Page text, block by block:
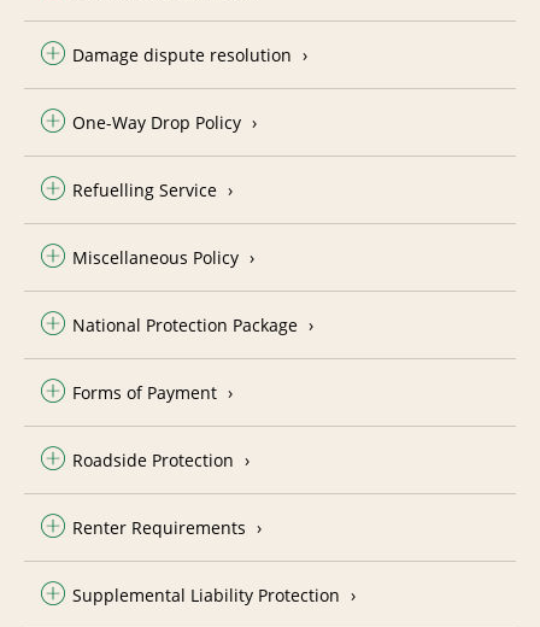
Damage dispute resolution
One-Way Drop Policy
Refuelling Service
Miscellaneous Policy
National Protection Package
Forms of Payment
Roadside Protection
Renter Requirements
Supplemental Liability Protection